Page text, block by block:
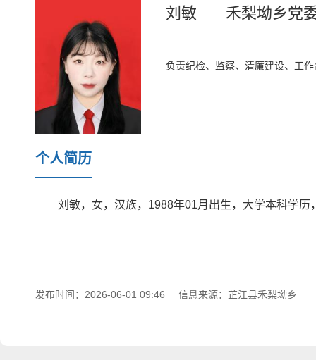
刘敏 禾梨坳乡党
负责纪检、监察、清廉建设、工
个人简历
刘敏，女，汉族，1988年01月出生，大学本科学历
发布时间：2026-06-01 09:46 信息来源：芷江县禾梨坳乡